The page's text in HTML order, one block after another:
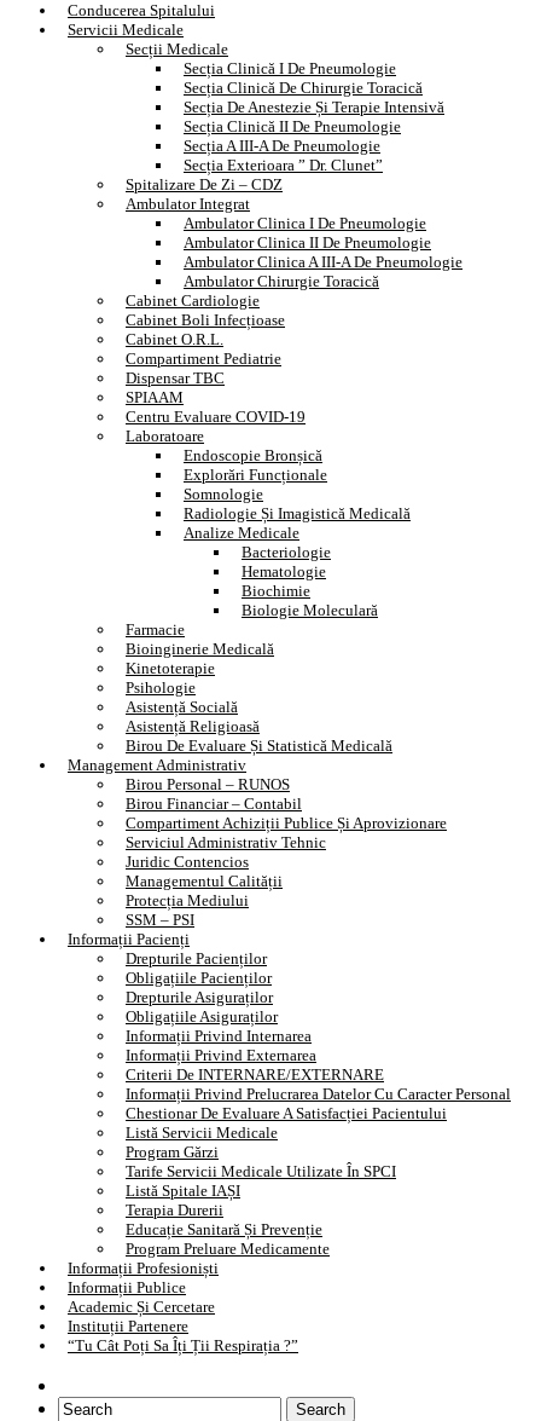
Conducerea Spitalului
Servicii Medicale
Secții Medicale
Secția Clinică I De Pneumologie
Secția Clinică De Chirurgie Toracică
Secția De Anestezie Și Terapie Intensivă
Secția Clinică II De Pneumologie
Secția A III-A De Pneumologie
Secția Exterioara ” Dr. Clunet”
Spitalizare De Zi – CDZ
Ambulator Integrat
Ambulator Clinica I De Pneumologie
Ambulator Clinica II De Pneumologie
Ambulator Clinica A III-A De Pneumologie
Ambulator Chirurgie Toracică
Cabinet Cardiologie
Cabinet Boli Infecțioase
Cabinet O.R.L.
Compartiment Pediatrie
Dispensar TBC
SPIAAM
Centru Evaluare COVID-19
Laboratoare
Endoscopie Bronșică
Explorări Funcționale
Somnologie
Radiologie Și Imagistică Medicală
Analize Medicale
Bacteriologie
Hematologie
Biochimie
Biologie Moleculară
Farmacie
Bioinginerie Medicală
Kinetoterapie
Psihologie
Asistență Socială
Asistență Religioasă
Birou De Evaluare Și Statistică Medicală
Management Administrativ
Birou Personal – RUNOS
Birou Financiar – Contabil
Compartiment Achiziții Publice Și Aprovizionare
Serviciul Administrativ Tehnic
Juridic Contencios
Managementul Calității
Protecția Mediului
SSM – PSI
Informații Pacienți
Drepturile Pacienților
Obligațiile Pacienților
Drepturile Asiguraților
Obligațiile Asiguraților
Informații Privind Internarea
Informații Privind Externarea
Criterii De INTERNARE/EXTERNARE
Informații Privind Prelucrarea Datelor Cu Caracter Personal
Chestionar De Evaluare A Satisfacției Pacientului
Listă Servicii Medicale
Program Gărzi
Tarife Servicii Medicale Utilizate În SPCI
Listă Spitale IAȘI
Terapia Durerii
Educație Sanitară Și Prevenție
Program Preluare Medicamente
Informații Profesioniști
Informații Publice
Academic Și Cercetare
Instituții Partenere
“Tu Cât Poți Sa Îți Ții Respirația ?”